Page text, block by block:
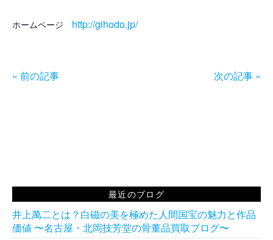
ホームページ http://gihodo.jp/
« 前の記事 次の記事 »
最近のブログ
井上萬二とは？白磁の美を極めた人間国宝の魅力と作品
価値 〜名古屋・北岡技芳堂の骨董品買取ブログ〜